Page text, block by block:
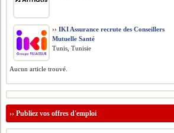
›› IKI Assurance recrute des Conseillers
Mutuelle Santé
Tunis, Tunisie
Aucun article trouvé.
››Publiez vos offres d'emploi